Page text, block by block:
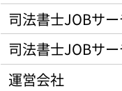
司法書士JOBサー
司法書士JOBサー
運営会社